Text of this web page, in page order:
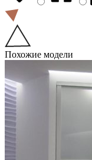
Похожие модели